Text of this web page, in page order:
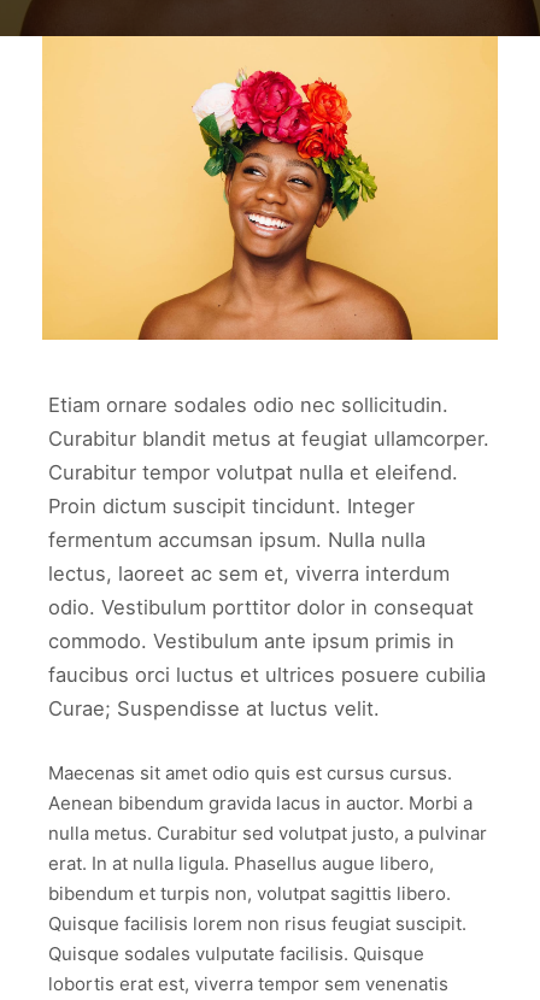
Etiam ornare sodales odio nec sollicitudin.
Curabitur blandit metus at feugiat ullamcorper.
Curabitur tempor volutpat nulla et eleifend.
Proin dictum suscipit tincidunt. Integer
fermentum accumsan ipsum. Nulla nulla
lectus, laoreet ac sem et, viverra interdum
odio. Vestibulum porttitor dolor in consequat
commodo. Vestibulum ante ipsum primis in
faucibus orci luctus et ultrices posuere cubilia
Curae; Suspendisse at luctus velit.
Maecenas sit amet odio quis est cursus cursus.
Aenean bibendum gravida lacus in auctor. Morbi a
nulla metus. Curabitur sed volutpat justo, a pulvinar
erat. In at nulla ligula. Phasellus augue libero,
bibendum et turpis non, volutpat sagittis libero.
Quisque facilisis lorem non risus feugiat suscipit.
Quisque sodales vulputate facilisis. Quisque
lobortis erat est, viverra tempor sem venenatis